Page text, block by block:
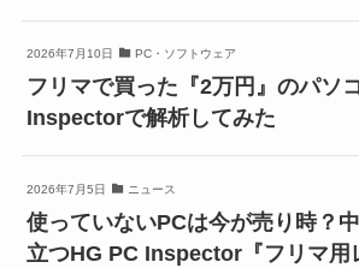
2026年7月10日 PC・ソフトウェア
フリマで買った『2万円』のパソ
Inspectorで解析してみた
2026年7月5日 ニュース
使っていないPCは今が売り時？
立つHG PC Inspector『フリマ用